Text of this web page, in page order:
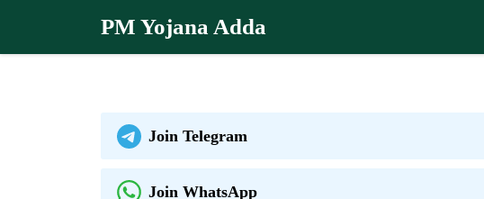
content
PM Yojana Adda
Join Telegram
Join WhatsApp